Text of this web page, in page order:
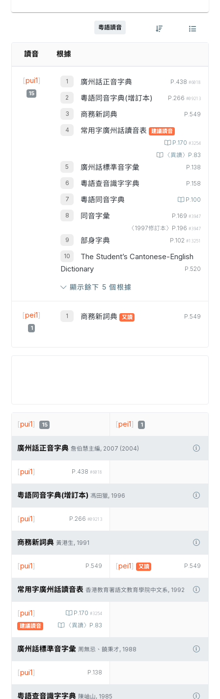
粵語讀音
讀音 根據
[pui1]
15
廣州話正音字典 P.438 #6018
粵語同音字典(增訂本) P.266 #09213
商務新詞典 P.549
常用字廣州話讀音表 建議讀音
P.170 #3254
〈異讀〉P.83
廣州話標準音字彙 P.138
粵語查音識字字典 P.158
粵語同音字典 P.100
同音字彙 P.169 #3947
〈1997修訂本〉P.196 #3947
部身字典 P.102 #13251
The Student’s Cantonese-English
Dictionary
P.520
顯示餘下 5 個根據
[pei1]
1
商務新詞典 又讀 P.549
[pui1] 15 [pei1] 1
廣州話正音字典 詹伯慧主編, 2007 (2004)
P.438 #6018
[pui1]
粵語同音字典(增訂本) 馮田獵, 1996
P.266 #09213
[pui1]
商務新詞典 黃港生, 1991
P.549
[pui1] P.549
[pei1] 又讀
常用字廣州話讀音表 香港教育署語文教育學院中文系, 1992
P.170 #3254
〈異讀〉P.83
[pui1]
建議讀音
廣州話標準音字彙 周無忌、饒秉才, 1988
P.138
[pui1]
粵語查音識字字典 陳岫山, 1985